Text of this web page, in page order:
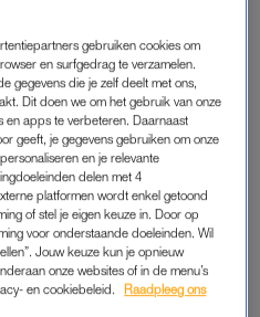
het
van Noord-Cyprus. Iets wat
eiland ziet als provocatie en
bezette gebied. Het
zag zelf het kwaad er niet van
als privépersoon”, liet ze
op de hoogte van de klacht.
in Den Haag geeft dat
gebruiken cookies om
en surfgedrag te verzamelen.
gegevens die je zelf deelt met ons,
Dit doen we om het gebruik van onze
en apps te verbeteren. Daarnaast
geeft, je gegevens gebruiken om onze
en je relevante
delen met 4
platformen wordt enkel getoond
of stel je eigen keuze in. Door op
voor onderstaande doeleinden. Wil
Jouw keuze kun je opnieuw
onze websites of in de menu’s
en cookiebeleid.
Raadpleeg ons